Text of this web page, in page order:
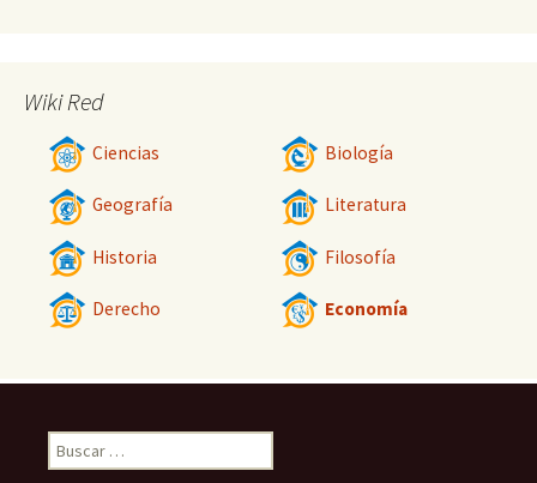
Wiki Red
Ciencias Biología
Geografía Literatura
Historia Filosofía
Derecho Economía
Buscar: